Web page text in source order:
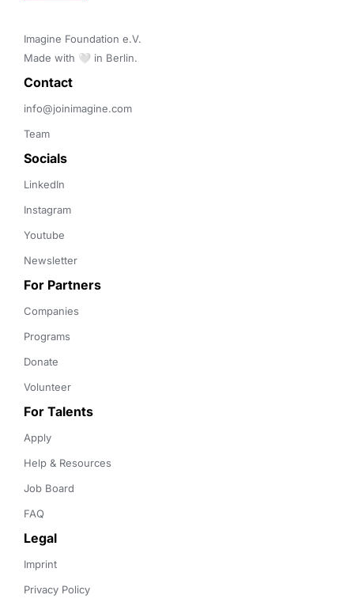
Imagine Foundation e.V.
Made with 🤍 in Berlin.
Contact
info@joinimagine.com
Team
Socials
LinkedIn
Instagram
Youtube
Newsletter
For Partners
Companies
Programs
Donate
Volunteer
For Talents
Apply
Help & Resources
Job Board
FAQ
Legal
Imprint
Privacy Policy